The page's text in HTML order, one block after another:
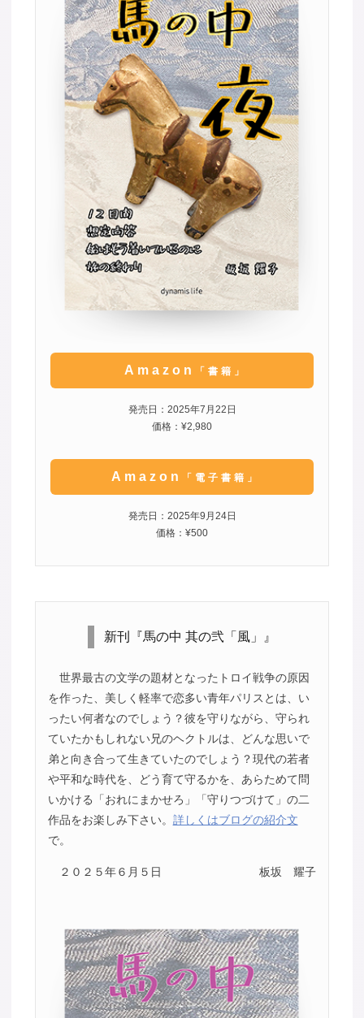
Amazon 「書籍」
発売日：2025年7月22日
価格：¥2,980
Amazon 「電子書籍」
発売日：2025年9月24日
価格：¥500
新刊『馬の中 其の弐「風」』
世界最古の文学の題材となったトロイ戦争の原因
を作った、美しく軽率で恋多い青年パリスとは、い
ったい何者なのでしょう？彼を守りながら、守られ
ていたかもしれない兄のヘクトルは、どんな思いで
弟と向き合って生きていたのでしょう？現代の若者
や平和な時代を、どう育て守るかを、あらためて問
いかける「おれにまかせろ」「守りつづけて」の二
作品をお楽しみ下さい。 詳しくはブログの紹介文
で。
２０２５年６月５日 板坂 耀子